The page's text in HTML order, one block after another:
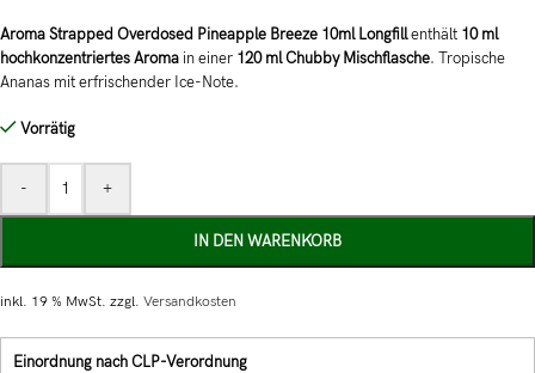
Aroma Strapped Overdosed Pineapple Breeze 10ml Longfillenthält 10 ml
hochkonzentriertes Aroma in einer 120 ml Chubby Mischflasche. Tropische
Ananas mit erfrischender Ice-Note.
Vorrätig
- +
IN DEN WARENKORB
inkl. 19 % MwSt. zzgl. Versandkosten
Einordnung nach CLP-Verordnung